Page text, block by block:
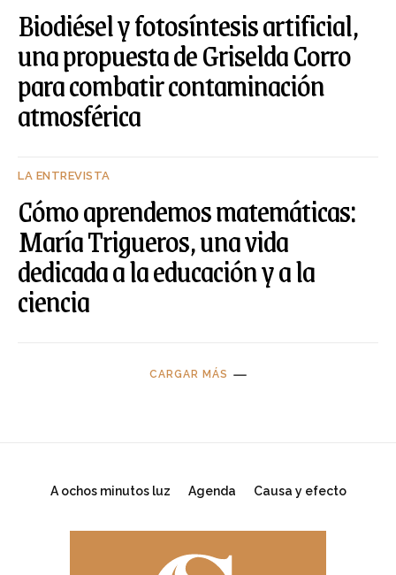
Biodiésel y fotosíntesis artificial,
una propuesta de Griselda Corro
para combatir contaminación
atmosférica
LA ENTREVISTA
Cómo aprendemos matemáticas:
María Trigueros, una vida
dedicada a la educación y a la
ciencia
CARGAR MÁS
A ochos minutos luz Agenda Causa y efecto